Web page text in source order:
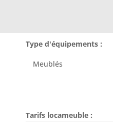
Type d'équipements :
Meublés
Tarifs locameuble :